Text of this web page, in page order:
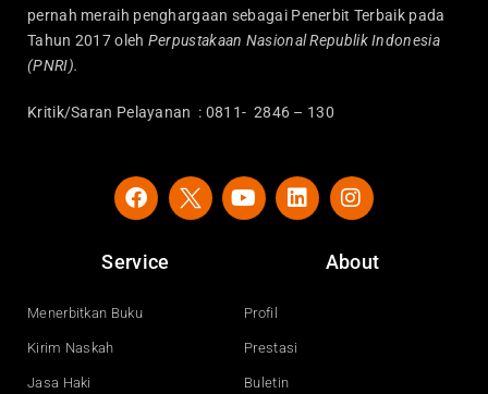
pernah meraih penghargaan sebagai Penerbit Terbaik pada
Tahun 2017 oleh Perpustakaan Nasional Republik Indonesia
(PNRI).
Kritik/Saran Pelayanan : 0811- 2846 – 130
F
a
e
b
o
Y
o
e
L
i
n
I
n
t
a
Service
Menerbitkan Buku
Kirim Naskah
Jasa Haki
About
Profil
Prestasi
Buletin